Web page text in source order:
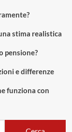
stima realistica
pensione?
e differenze
funziona con